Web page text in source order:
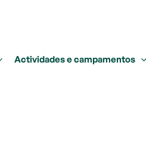
Actividades e campamentos